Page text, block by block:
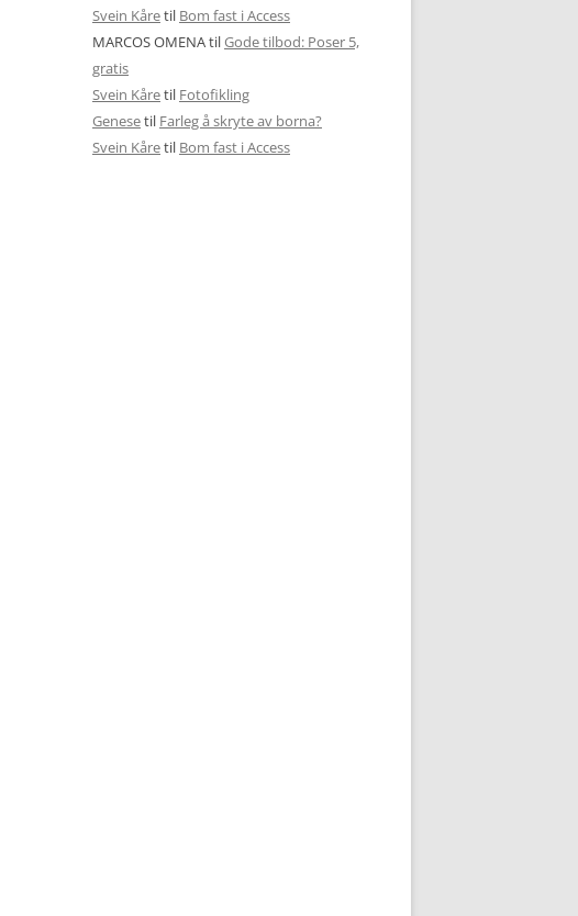
Svein Kåretil Bom fast i Access
MARCOS OMENAtilGode tilbod: Poser 5,
gratis
Svein Kåretil Fotofikling
Genesetil Farleg å skryte av borna?
Svein Kåretil Bom fast i Access